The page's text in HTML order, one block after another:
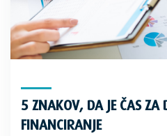
5 ZNAKOV, DA JE ČAS ZA
FINANCIRANJE